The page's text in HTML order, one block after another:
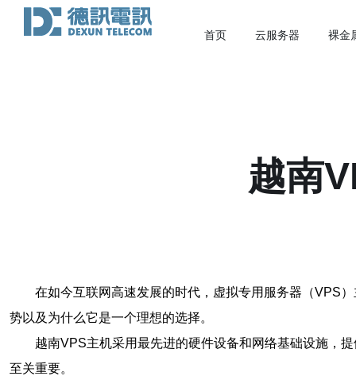
首页 云服务器 裸金
越南
在如今互联网高速发展的时代，虚拟专用服务器（VPS
势以及为什么它是一个理想的选择。
越南VPS主机采用最先进的硬件设备和网络基础设施，
至关重要。